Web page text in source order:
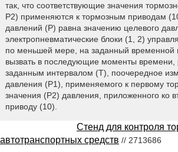
так, что соответствующие значения
Р2) применяются к тормозным приводам
давлений (Р) равна значению целевого
электропневматические блоки (1, 2)
по меньшей мере, на заданный временной
вызвать в последующие моменты времени,
заданным интервалом (Т), поочередное
давления (Р1), применяемого к первому
значения (Р2) давления, приложенного ко
приводу (10).
Стенд для контроля
автотранспортных средств // 2713686